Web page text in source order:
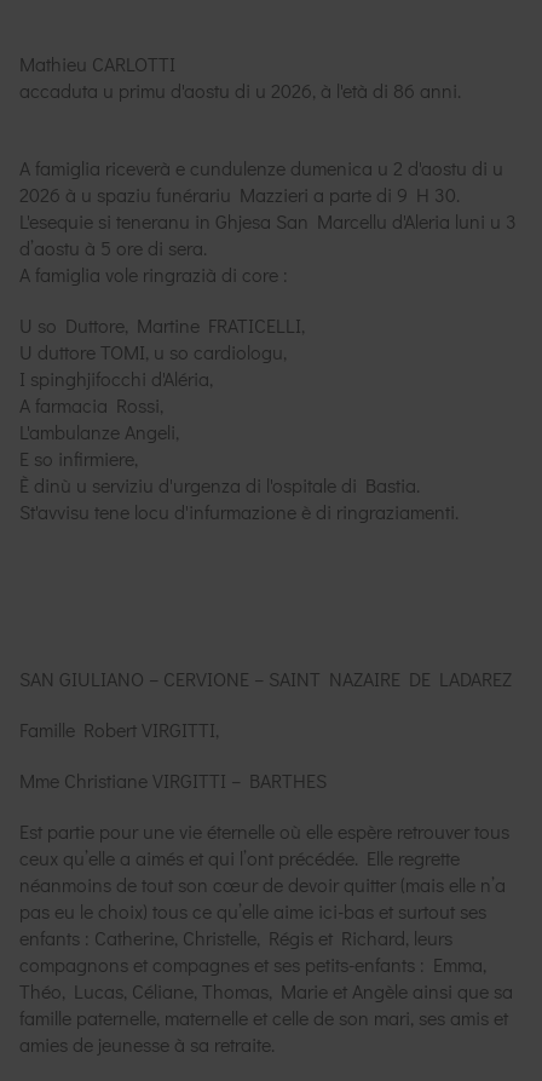
Mathieu CARLOTTI
accaduta u primu d'aostu di u 2026, à l'età di 86 anni.
A famiglia riceverà e cundulenze dumenica u 2 d'aostu di u
2026 à u spaziu funérariu Mazzieri a parte di 9 H 30.
L'esequie si teneranu in Ghjesa San Marcellu d'Aleria luni u 3
d’aostu à 5 ore di sera.
A famiglia vole ringrazià di core :
U so Duttore, Martine FRATICELLI,
U duttore TOMI, u so cardiologu,
I spinghjifocchi d'Aléria,
A farmacia Rossi,
L'ambulanze Angeli,
E so infirmiere,
È dinù u serviziu d'urgenza di l'ospitale di Bastia.
St'avvisu tene locu d'infurmazione è di ringraziamenti.
SAN GIULIANO – CERVIONE – SAINT NAZAIRE DE LADAREZ
Famille Robert VIRGITTI,
Mme Christiane VIRGITTI – BARTHES
Est partie pour une vie éternelle où elle espère retrouver tous
ceux qu’elle a aimés et qui l’ont précédée. Elle regrette
néanmoins de tout son cœur de devoir quitter (mais elle n’a
pas eu le choix) tous ce qu’elle aime ici-bas et surtout ses
enfants : Catherine, Christelle, Régis et Richard, leurs
compagnons et compagnes et ses petits-enfants : Emma,
Théo, Lucas, Céliane, Thomas, Marie et Angèle ainsi que sa
famille paternelle, maternelle et celle de son mari, ses amis et
amies de jeunesse à sa retraite.